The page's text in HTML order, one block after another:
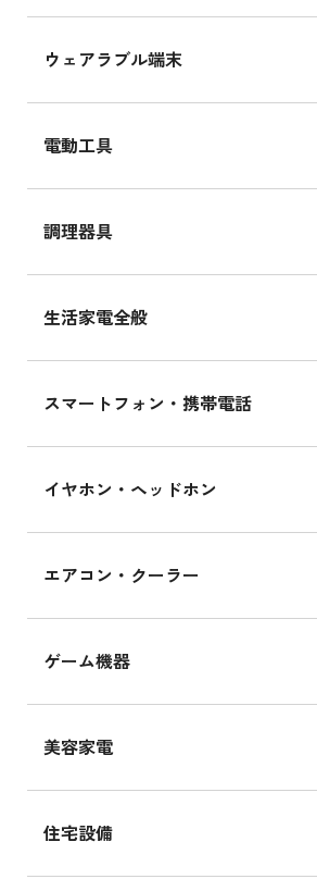
ウェアラブル端末
電動工具
調理器具
生活家電全般
スマートフォン・携帯電話
イヤホン・ヘッドホン
エアコン・クーラー
ゲーム機器
美容家電
住宅設備